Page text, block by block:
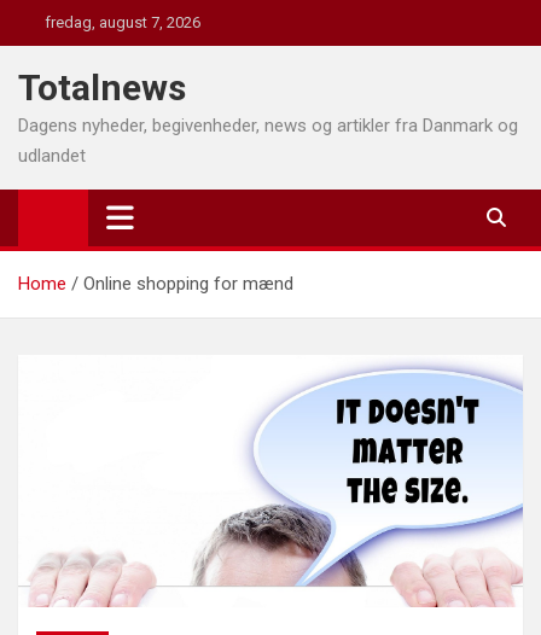
to
content
fredag, august 7, 2026
Totalnews
Dagens nyheder, begivenheder, news og artikler fra Danmark og
udlandet
Home Online shopping for mænd